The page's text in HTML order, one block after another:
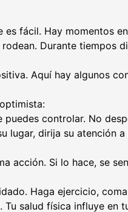
es fácil. Hay momentos
Durante tiempos
Aquí hay algunos
puedes controlar. No
lugar, dirija su atención
acción. Si lo hace, se
Haga ejercicio,
Tu salud física influye en